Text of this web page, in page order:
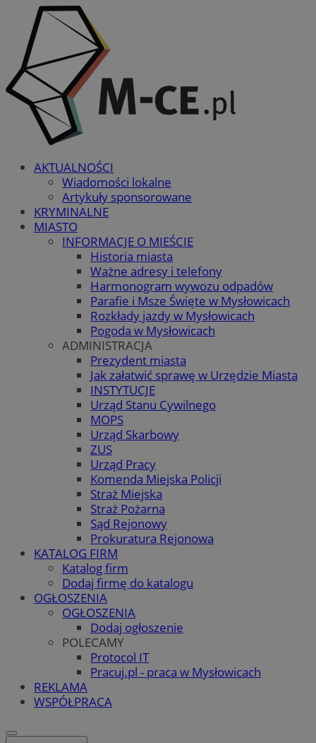
AKTUALNOŚCI
Wiadomości lokalne
Artykuły sponsorowane
KRYMINALNE
MIASTO
INFORMACJE O MIEŚCIE
Historia miasta
Ważne adresy i telefony
Harmonogram wywozu odpadów
Parafie i Msze Święte w Mysłowicach
Rozkłady jazdy w Mysłowicach
Pogoda w Mysłowicach
ADMINISTRACJA
Prezydent miasta
Jak załatwić sprawę w Urzędzie Miasta
INSTYTUCJE
Urząd Stanu Cywilnego
MOPS
Urząd Skarbowy
ZUS
Urząd Pracy
Komenda Miejska Policji
Straż Miejska
Straż Pożarna
Sąd Rejonowy
Prokuratura Rejonowa
KATALOG FIRM
Katalog firm
Dodaj firmę do katalogu
OGŁOSZENIA
OGŁOSZENIA
Dodaj ogłoszenie
POLECAMY
Protocol IT
Pracuj.pl - praca w Mysłowicach
REKLAMA
WSPÓŁPRACA